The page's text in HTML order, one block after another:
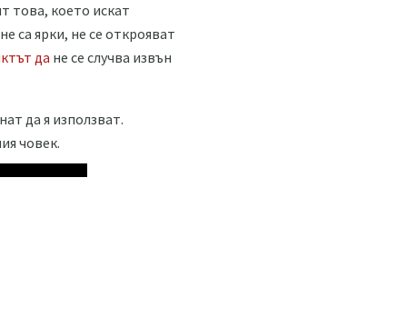
това, което искат
са ярки, не се открояват
да не се случва извън
да я използват.
човек.